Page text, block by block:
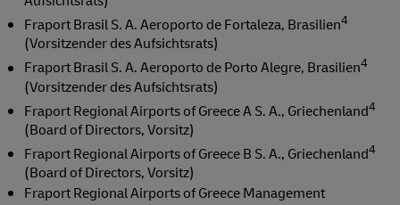
Fraport Brasil S. A. Aeroporto de Fortaleza, Brasilien4
(Vorsitzender des Aufsichtsrats)
Fraport Brasil S. A. Aeroporto de Porto Alegre, Brasilien4
(Vorsitzender des Aufsichtsrats)
Fraport Regional Airports of Greece A S. A., Griechenland4
(Board of Directors, Vorsitz)
Fraport Regional Airports of Greece B S. A., Griechenland4
(Board of Directors, Vorsitz)
Fraport Regional Airports of Greece Management